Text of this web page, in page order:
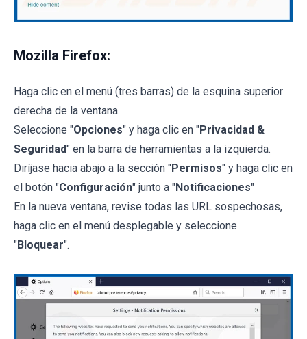
Mozilla Firefox:
Haga clic en el menú (tres barras) de la esquina superior
derecha de la ventana.
Seleccione "Opciones" y haga clic en "Privacidad &
Seguridad" en la barra de herramientas a la izquierda.
Diríjase hacia abajo a la sección "Permisos" y haga clic en
el botón "Configuración" junto a "Notificaciones"
En la nueva ventana, revise todas las URL sospechosas,
haga clic en el menú desplegable y seleccione
"Bloquear".